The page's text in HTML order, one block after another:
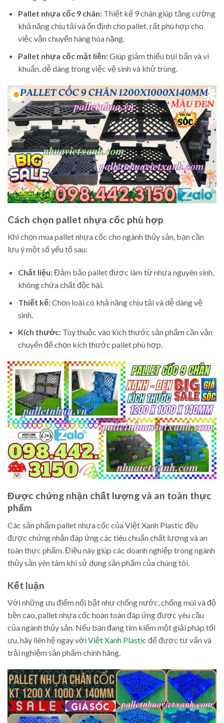
Pallet nhựa cốc 9 chân:Thiết kế 9 chân giúp tăng cường
khả năng chịu tải và ổn định cho pallet, rất phù hợp cho
việc vận chuyển hàng hóa nặng.
Pallet nhựa cốc mặt liền:Giúp giảm thiểu bụi bẩn và vi
khuẩn, dễ dàng trong việc vệ sinh và khử trùng.
Cách chọn pallet nhựa cốc phù hợp
Khi chọn mua pallet nhựa cốc cho ngành thủy sản, bạn cần
lưu ý một số yếu tố sau:
Chất liệu:Đảm bảo pallet được làm từ nhựa nguyên sinh,
không chứa chất độc hại.
Thiết kế:Chọn loại có khả năng chịu tải và dễ dàng vệ
sinh.
Kích thước:Tùy thuộc vào kích thước sản phẩm cần vận
chuyển để chọn kích thước pallet phù hợp.
Được chứng nhận chất lượng và an toàn thực
phẩm
Các sản phẩm pallet nhựa cốc của Việt Xanh Plastic đều
được chứng nhận đáp ứng các tiêu chuẩn chất lượng và an
toàn thực phẩm. Điều này giúp các doanh nghiệp trong ngành
thủy sản yên tâm khi sử dụng sản phẩm của chúng tôi.
Kết luận
Với những ưu điểm nổi bật như chống nước, chống mùi và độ
bền cao, pallet nhựa cốc hoàn toàn đáp ứng được yêu cầu
của ngành thủy sản. Nếu bạn đang tìm kiếm một giải pháp tối
ưu, hãy liên hệ ngay vớiViệt Xanh Plastic để được tư vấn và
trải nghiệm sản phẩm chính hãng.